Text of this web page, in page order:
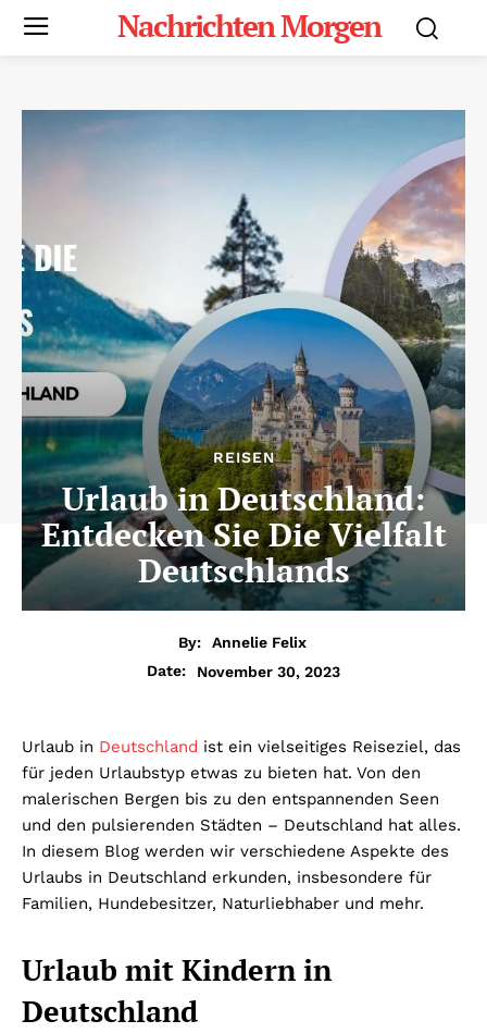
Nachrichten Morgen
REISEN
Urlaub in Deutschland:
Entdecken Sie Die Vielfalt
Deutschlands
By:
Annelie Felix
Date:
November 30, 2023
Urlaub in Deutschland ist ein vielseitiges Reiseziel, das
für jeden Urlaubstyp etwas zu bieten hat. Von den
malerischen Bergen bis zu den entspannenden Seen
und den pulsierenden Städten – Deutschland hat alles.
In diesem Blog werden wir verschiedene Aspekte des
Urlaubs in Deutschland erkunden, insbesondere für
Familien, Hundebesitzer, Naturliebhaber und mehr.
Urlaub mit Kindern in
Deutschland